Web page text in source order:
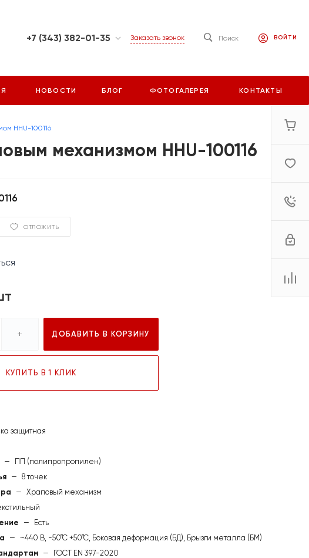
+7 (343) 382-01-35
Фронтовых бригад 15, стр.
Заказать звонок Поиск ВОЙТИ
НОВОСТИ БЛОГ ФОТОГАЛЕРЕЯ КОНТАКТЫ
HHU-100116
механизмом HHU-100116
ОТЛОЖИТЬ
+ ДОБАВИТЬ В КОРЗИНУ
КУПИТЬ В 1 КЛИК
защитная
—
ПП (полипропропилен)
— 8 точек
— Храповый механизм
—
Есть
—
~440 В, -50°С +50°С, Боковая деформация (БД), Брызги металла (БМ)
—
ГОСТ EN 397-2020